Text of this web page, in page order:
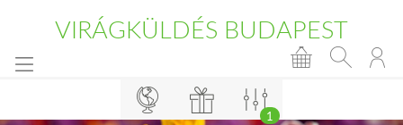
VIRÁGKÜLDÉS BUDAPEST
1